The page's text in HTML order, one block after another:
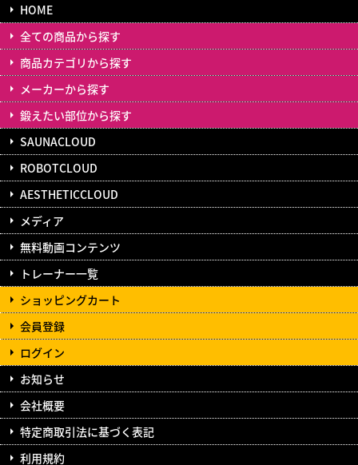
HOME
全ての商品から探す
商品カテゴリから探す
メーカーから探す
鍛えたい部位から探す
SAUNACLOUD
ROBOTCLOUD
AESTHETICCLOUD
メディア
無料動画コンテンツ
トレーナー一覧
ショッピングカート
会員登録
ログイン
お知らせ
会社概要
特定商取引法に基づく表記
利用規約